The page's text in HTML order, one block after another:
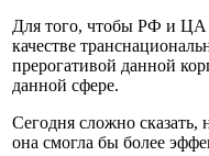
Для того, чтобы РФ и ЦА
качестве
прерогативой данной
данной сфере.
Сегодня сложно сказать,
она смогла бы более